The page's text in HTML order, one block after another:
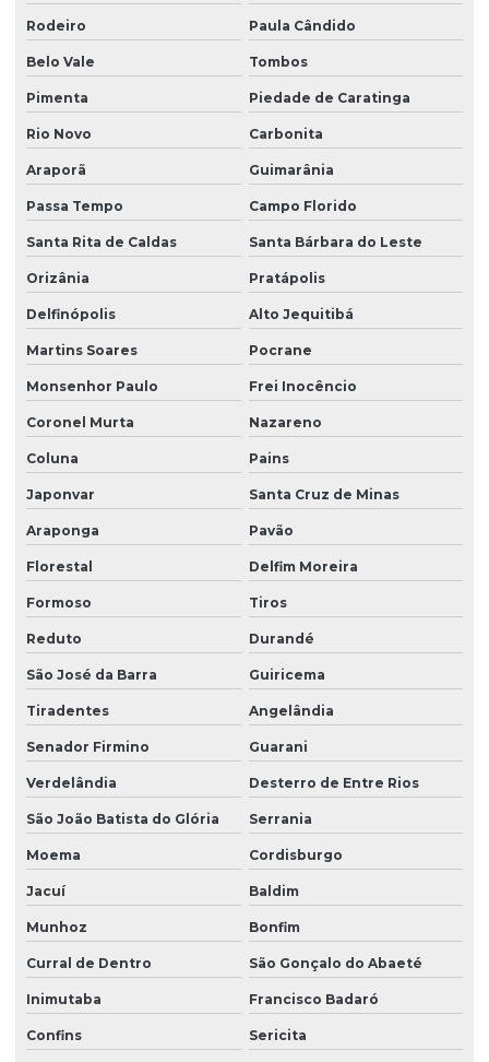
Rodeiro Paula Cândido
Belo Vale Tombos
Pimenta Piedade de Caratinga
Rio Novo Carbonita
Araporã Guimarânia
Passa Tempo Campo Florido
Santa Rita de Caldas Santa Bárbara do Leste
Orizânia Pratápolis
Delfinópolis Alto Jequitibá
Martins Soares Pocrane
Monsenhor Paulo Frei Inocêncio
Coronel Murta Nazareno
Coluna Pains
Japonvar Santa Cruz de Minas
Araponga Pavão
Florestal Delfim Moreira
Formoso Tiros
Reduto Durandé
São José da Barra Guiricema
Tiradentes Angelândia
Senador Firmino Guarani
Verdelândia Desterro de Entre Rios
São João Batista do Glória Serrania
Moema Cordisburgo
Jacuí Baldim
Munhoz Bonfim
Curral de Dentro São Gonçalo do Abaeté
Inimutaba Francisco Badaró
Confins Sericita